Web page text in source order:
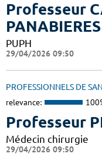
Professeur
PANABIERES
PUPH
29/04/2026 09:50
PROFESSIONNELS DE
relevance:
Professeur
Médecin chirurgie
29/04/2026 09:50